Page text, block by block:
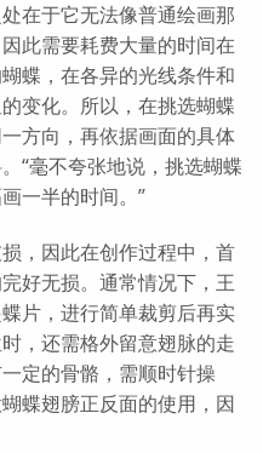
在于它无法像普通绘画那
此需要耗费大量的时间在
蝶，在各异的光线条件和
变化。所以，在挑选蝴蝶
方向，再依据画面的具体
“毫不夸张地说，挑选蝴蝶
一半的时间。”
，因此在创作过程中，首
好无损。通常情况下，王
片，进行简单裁剪后再实
，还需格外留意翅脉的走
定的骨骼，需顺时针操
蝶翅膀正反面的使用，因